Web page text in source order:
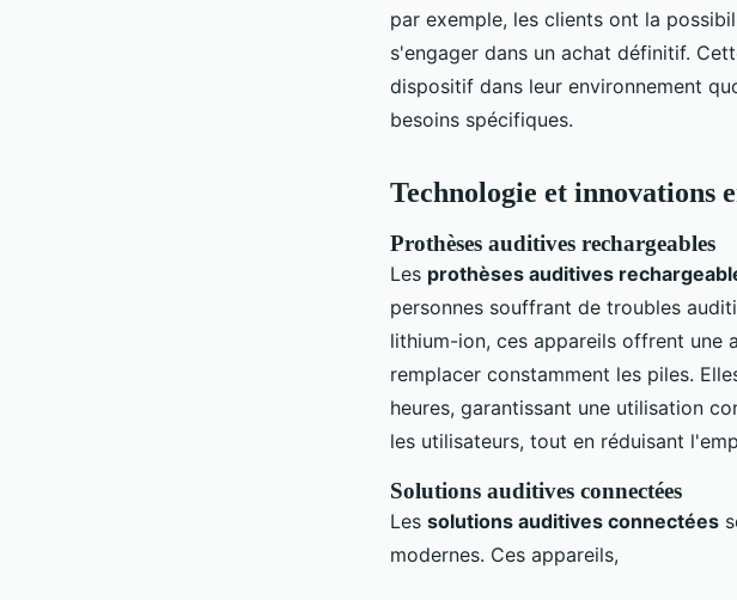
par exemple, les clients ont la
s'engager dans un achat définitif.
dispositif dans leur environnement
besoins spécifiques.
Technologie et innovations
Prothèses auditives rechargeables
Les prothèses auditives
personnes souffrant de troubles
lithium-ion, ces appareils offrent une
remplacer constamment les piles.
heures, garantissant une utilisation
les utilisateurs, tout en réduisant
Solutions auditives connectées
Les solutions auditives connectées
modernes. Ces appareils,